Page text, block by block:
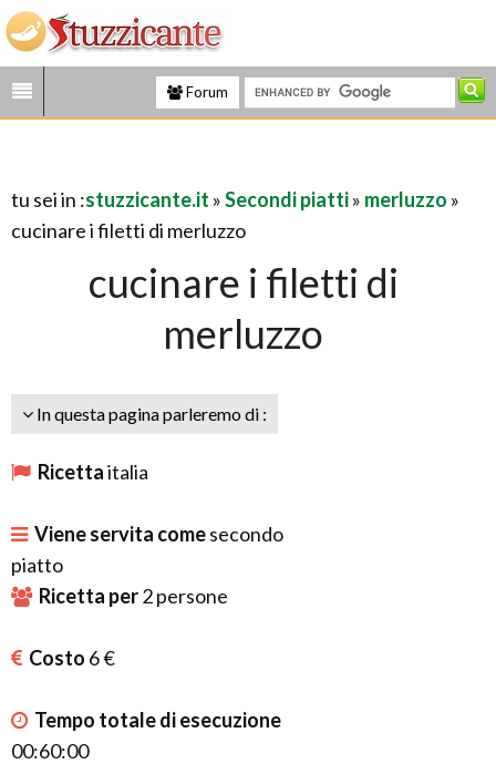
Forum
tu sei in :stuzzicante.it »Secondi piatti» merluzzo »
cucinare i filetti di merluzzo
cucinare i filetti di
merluzzo
In questa pagina parleremo di :
Ricettaitalia
Viene servita comesecondo
piatto
Ricetta per2persone
Costo 6 €
Tempo totale di esecuzione
00:60:00